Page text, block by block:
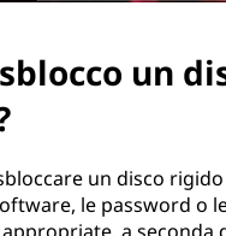
un
un disco
le password o